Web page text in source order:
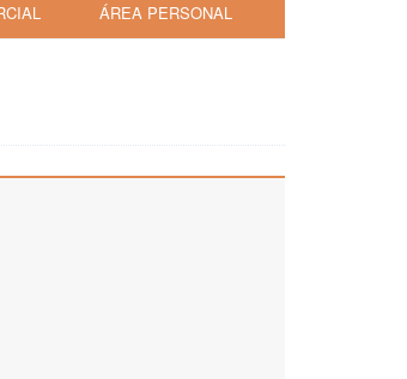
ÁREA PERSONAL